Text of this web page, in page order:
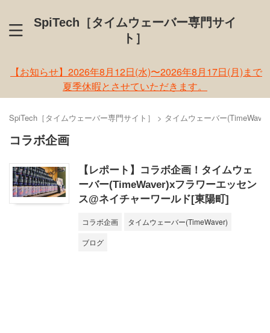
SpiTech［タイムウェーバー専門サイ
ト］
【お知らせ】2026年8月12日(水)〜2026年8月17日(月)まで
夏季休暇とさせていただきます。
SpiTech［タイムウェーバー専門サイト］ > タイムウェーバー
コラボ企画
【レポート】コラボ企画！タイムウェ
ーバー(TimeWaver)xフラワーエッセン
ス@ネイチャーワールド[東陽町]
コラボ企画
タイムウェーバー(TimeWaver)
ブログ